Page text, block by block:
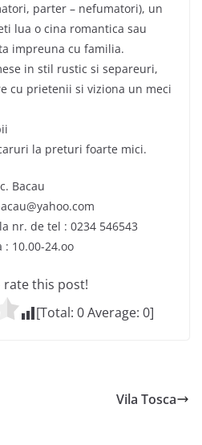
parter – nefumatori), un
lua o cina romantica sau
impreuna cu familia.
in stil rustic si separeuri,
cu prietenii si viziona un meci
la preturi foarte mici.
Bacau
nr. de tel : 0234 546543
10.00-24.oo
rate this post!
[Total: 0Average: 0]
Vila Tosca